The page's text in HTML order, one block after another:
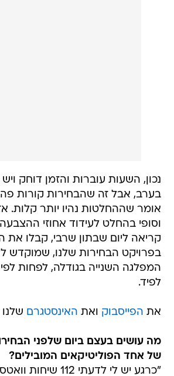
בערב, אבל זה שהבחירות קורות
אומר שההחלטות נהיו יותר קלות.
וסופי בהחלט לעידוד אחוזי
קריאה ליום שבתון שרבי, קבלו את
בפרויקט הבחירות שלנו, שמוקדש
המפלגה השנייה בגודלה, לפחות
לפיד.
את הפייסבוק ואת האינסטגרם
מה עושים בעצם ביום שלפני
של אחד הפוליטיקאים המובילים?
"כרגע יש לי לדעתי